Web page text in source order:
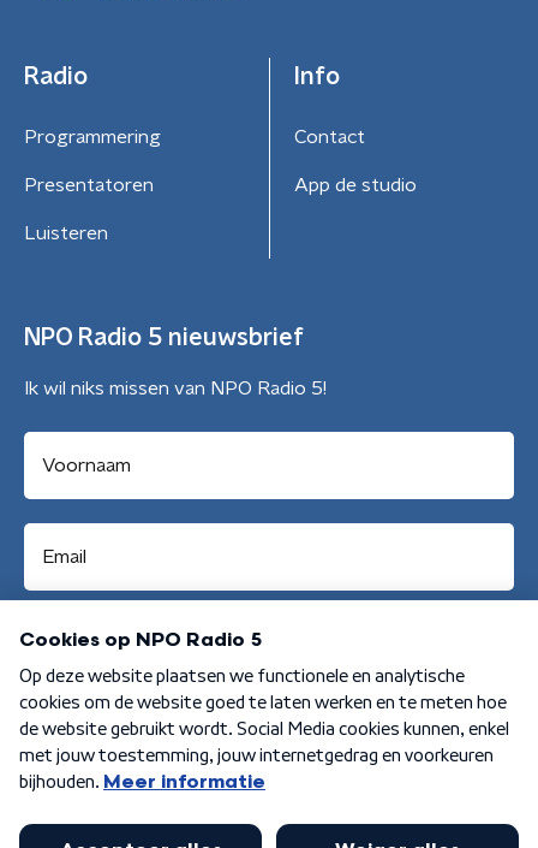
Radio
Programmering
Presentatoren
Luisteren
Info
Contact
App de studio
NPO Radio 5 nieuwsbrief
Ik wil niks missen van NPO Radio 5!
Aanmelden
Algemene voorwaarden